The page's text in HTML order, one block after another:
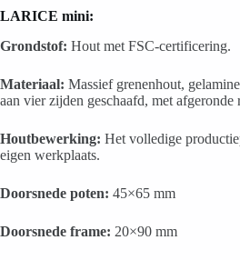
LARICE mini:
Grondstof: Hout met FSC-certificering.
Materiaal: Massief grenenhout,
aan vier zijden geschaafd, met afgeronde
Houtbewerking: Het volledige
eigen werkplaats.
Doorsnede poten: 45×65 mm
Doorsnede frame: 20×90 mm